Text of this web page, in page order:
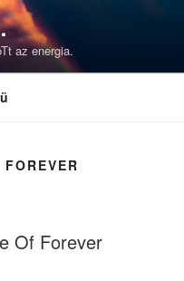
az energia.
Of Forever